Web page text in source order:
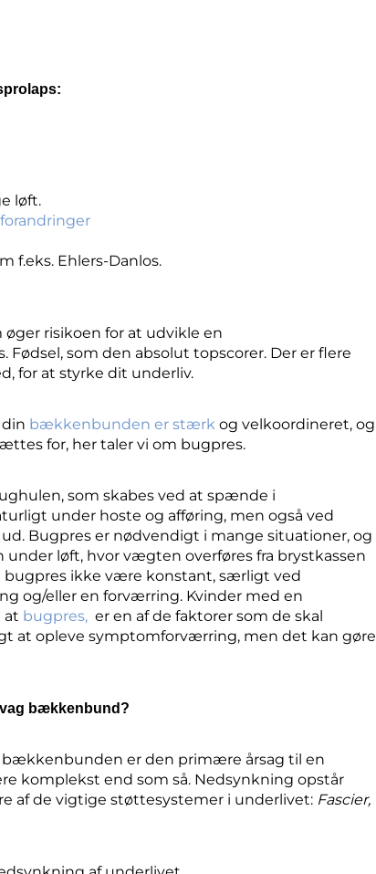
løft.
f.eks. Ehlers-Danlos.
risikoen for at udvikle en
Fødsel, som den absolut topscorer. Der er flere
for at styrke dit underliv.
bækkenbunden er stærk og velkoordineret, og
for, her taler vi om bugpres.
som skabes ved at spænde i
under hoste og afføring, men også ved
Bugpres er nødvendigt i mange situationer, og
løft, hvor vægten overføres fra brystkassen
ikke være konstant, særligt ved
og/eller en forværring. Kvinder med en
at bugpres, er en af de faktorer som de skal
at opleve symptomforværring, men det kan gøre
bækkenbund?
bækkenbunden er den primære årsag til en
komplekst end som så. Nedsynkning opstår
af de vigtige støttesystemer i underlivet: Fascier,